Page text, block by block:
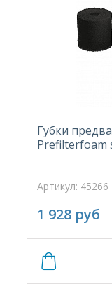
Губки
Prefilterfoam
Артикул: 45266
1 928 руб